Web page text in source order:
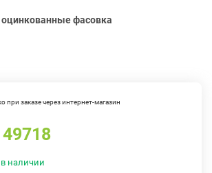
фасовка
при заказе через интернет-магазин
49718
в наличии